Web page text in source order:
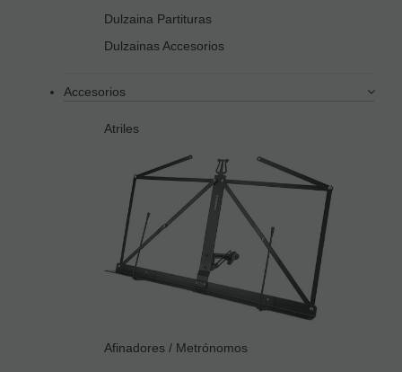
Dulzaina Partituras
Dulzainas Accesorios
Accesorios
Atriles
Afinadores / Metrónomos